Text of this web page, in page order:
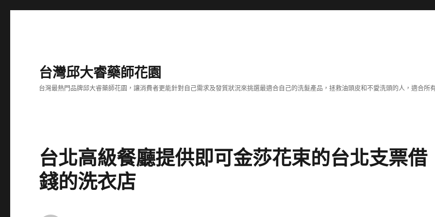
台灣邱大睿藥師花園
台灣最熱門品牌邱大睿藥師花園，讓消費者更能針對自己需求及發質狀況來挑選最適合自己的洗髮產品，拯救油頭皮和不愛洗頭的人，適合所
台北高級餐廳提供即可金莎花束的台北支票借
錢的洗衣店